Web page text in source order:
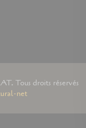
Tous droits réservés
net